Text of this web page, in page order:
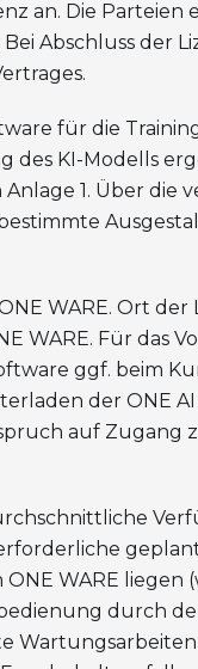
an. Die Parteien
Abschluss der
für die
des KI-Modells
1. Über die
WARE. Ort der
WARE. Für das
ggf. beim
der ONE
auf Zugang
WARE liegen
durch